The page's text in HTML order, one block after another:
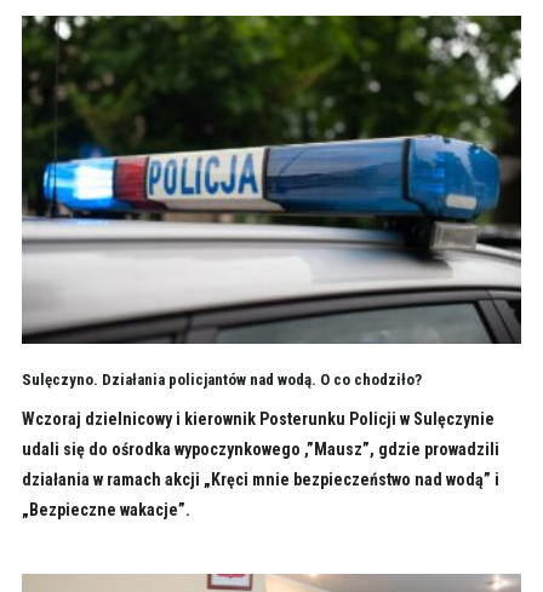
Sulęczyno. Działania policjantów nad wodą. O co chodziło?
Wczoraj dzielnicowy i kierownik Posterunku Policji w Sulęczynie
udali się do ośrodka wypoczynkowego ,”Mausz”, gdzie prowadzili
działania w ramach akcji „Kręci mnie bezpieczeństwo nad wodą” i
„Bezpieczne wakacje”.